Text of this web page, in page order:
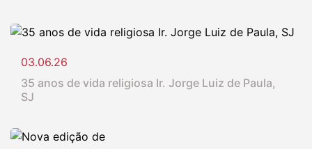
03.06.26
35 anos de vida religiosa Ir. Jorge Luiz de Paula,
SJ